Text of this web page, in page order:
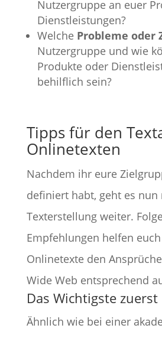
Nutzergruppe an euer
Dienstleistungen?
Welche Probleme oder
Nutzergruppe und wie
Produkte oder
behilflich sein?
Tipps für den
Onlinetexten
Nachdem ihr eure
definiert habt, geht es
Texterstellung weiter.
Empfehlungen helfen
Onlinetexte den
Wide Web entsprechend
Das Wichtigste zuerst
Ähnlich wie bei einer